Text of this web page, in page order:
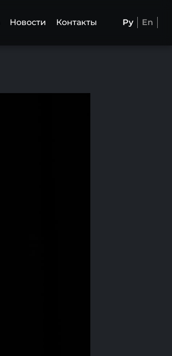
Новости Контакты Ру En